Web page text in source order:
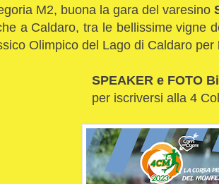
M2, buona la gara del varesino
a Caldaro, tra le bellissime vigne
Olimpico del Lago di Caldaro per
SPEAKER e FOTO
per iscriversi alla 4